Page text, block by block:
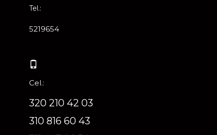
Tel.:
5219654
Cel.:
320 210 42 03
310 816 60 43